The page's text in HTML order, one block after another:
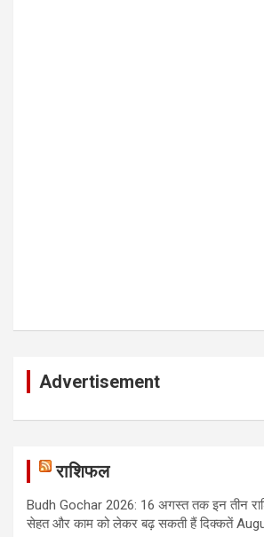
Advertisement
राशिफल
Budh Gochar 2026: 16 अगस्त तक इन तीन
सेहत और काम को लेकर बढ़ सकती हैं दिक्कतें